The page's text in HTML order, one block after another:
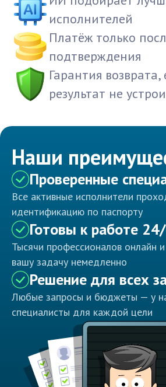
исполнителей
Платёж только
подтверждения
Гарантия возврата,
результат не
Наши
Проверенные
Все активные исполнители
идентификацию по паспорту
Готовы к работе
Тысячи профессионалов онлайн
вашу задачу немедленно
Решение для всех
Любые запросы и бюджеты — у
специалисты для каждой цели